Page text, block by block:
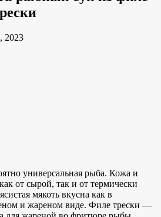
2023
универсальная рыба. Кожа и
от сырой, так и от термически
мякоть вкусна как в
и жареном виде. Филе трески —